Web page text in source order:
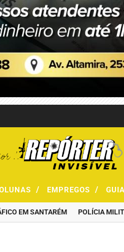
/ EMPREGOS /
EM SANTARÉM POLÍCIA MILITAR